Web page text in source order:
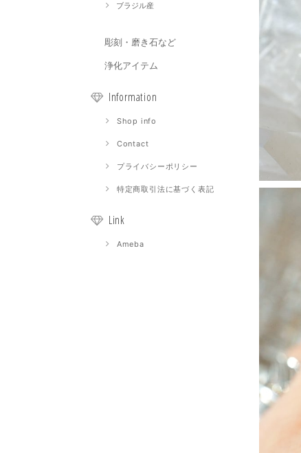
ブラジル産
彫刻・磨き石など
浄化アイテム
Information
Shop info
Contact
プライバシーポリシー
特定商取引法に基づく表記
Link
Ameba